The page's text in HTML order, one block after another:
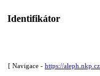
Identifikátor
[ Navigace - https://